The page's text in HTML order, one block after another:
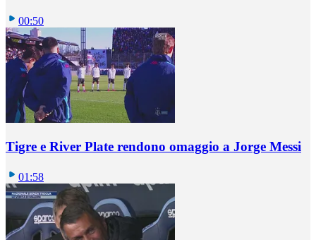
00:50
Tigre e River Plate rendono omaggio a Jorge Messi
01:58